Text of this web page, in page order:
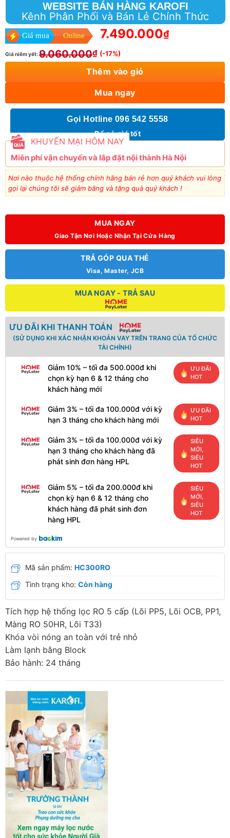
WEBSITE BÁN HÀNG KAROFI
Kênh Phân Phối và Bán Lẻ Chính Thức
Giá mua Online 7.490.000₫
Giá niêm yết:9.060.000₫ (-17%)
Thêm vào giỏ
Mua ngay
Gọi Hotline 096 542 5558
Để có giá tốt
KHUYẾN MẠI HÔM NAY
Miễn phí vận chuyển và lắp đặt nội thành Hà Nội
Nơi nào thuộc hệ thống chính hãng bán rẻ hơn quý khách vui lòng
gọi lại chúng tôi sẽ giảm bằng và tặng quà quý khách !
MUA NGAY
Giao Tận Nơi Hoặc Nhận Tại Cửa Hàng
TRẢ GÓP QUA THẺ
Visa, Master, JCB
MUA NGAY - TRẢ SAU
ƯU ĐÃI KHI THANH TOÁN
(SỬ DỤNG KHI XÁC NHẬN KHOẢN VAY TRÊN TRANG CỦA TỔ CHỨC
TÀI CHÍNH)
Giảm 10% – tối đa 500.000đ khi
chọn kỳ hạn 6 & 12 tháng cho
khách hàng mới
ƯU ĐÃI
HOT
Giảm 3% – tối đa 100.000đ với kỳ
hạn 3 tháng cho khách hàng mới
ƯU ĐÃI
HOT
Giảm 3% – tối đa 100.000đ với kỳ
hạn 3 tháng cho khách hàng đã
phát sinh đơn hàng HPL
SIÊU
MỚI,
SIÊU
HOT
Giảm 5% – tối đa 200.000đ khi
chọn kỳ hạn 6 & 12 tháng cho
khách hàng đã phát sinh đơn
hàng HPL
SIÊU
MỚI,
SIÊU
HOT
Powered by
Mã sản phẩm: HC300RO
Tình trạng kho: Còn hàng
Tích hợp hệ thống lọc RO 5 cấp (Lõi PP5, Lõi OCB, PP1,
Màng RO 50HR, Lõi T33)
Khóa vòi nóng an toàn với trẻ nhỏ
Làm lạnh bằng Block
Bảo hành: 24 tháng